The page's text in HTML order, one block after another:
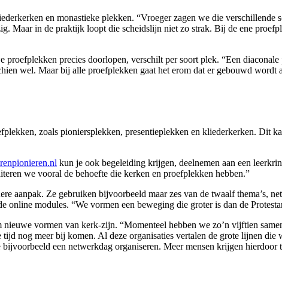
en monastieke plekken. “Vroeger zagen we die verschillende
Maar in de praktijk loopt die scheidslijn niet zo strak. Bij de ene
precies doorlopen, verschilt per soort plek. “Een diaconale
wel. Maar bij alle proefplekken gaat het erom dat er gebouwd wordt
zoals pioniersplekken, presentieplekken en kliederkerken. Dit
kun je ook begeleiding krijgen, deelnemen aan een
we vooral de behoefte die kerken en proefplekken hebben.”
aanpak. Ze gebruiken bijvoorbeeld maar zes van de twaalf thema’s,
modules. “We vormen een beweging die groter is dan de
vormen van kerk-zijn. “Momenteel hebben we zo’n vijftien
nog meer bij komen. Al deze organisaties vertalen de grote lijnen die
een netwerkdag organiseren. Meer mensen krijgen hierdoor